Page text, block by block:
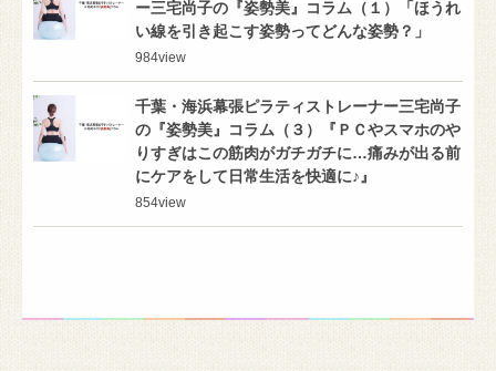
ー三宅尚子の『姿勢美』コラム（１）「ほうれ
い線を引き起こす姿勢ってどんな姿勢？」
984view
千葉・海浜幕張ピラティストレーナー三宅尚子
の『姿勢美』コラム（３）『ＰＣやスマホのや
りすぎはこの筋肉がガチガチに…痛みが出る前
にケアをして日常生活を快適に♪』
854view